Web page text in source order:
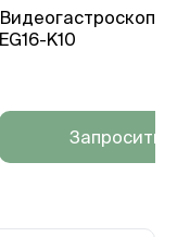
Видеогастроскоп
EG16-K10
Запросить